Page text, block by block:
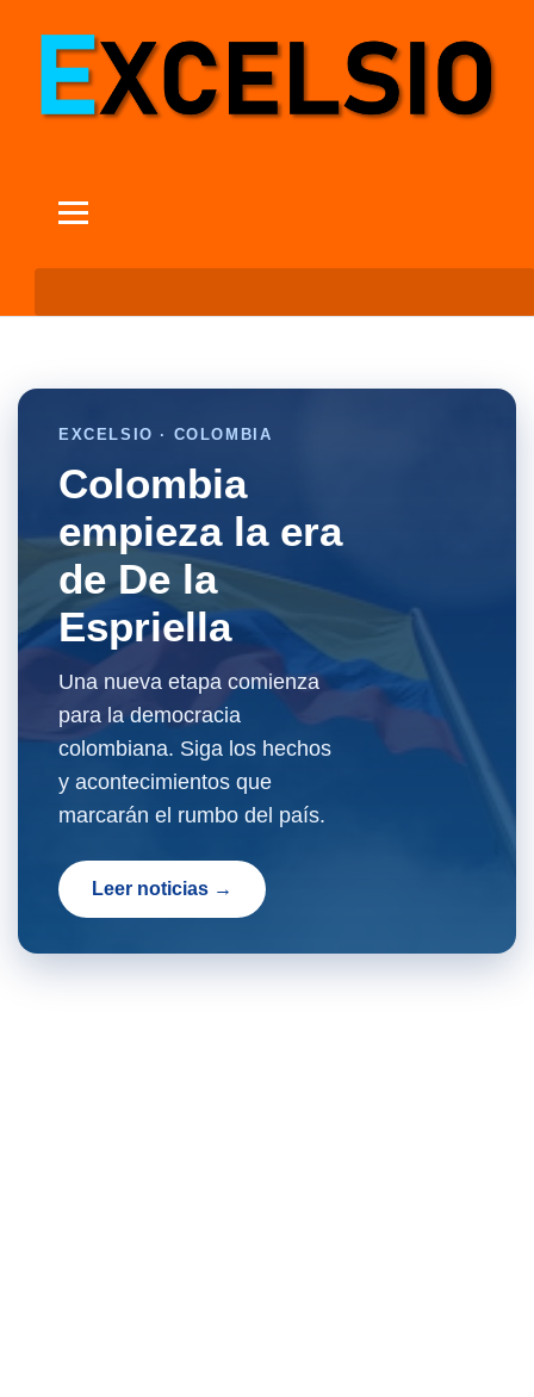
EXCELSIO · COLOMBIA
Colombia
empieza la era
de De la
Espriella
Una nueva etapa comienza
para la democracia
colombiana. Siga los hechos
y acontecimientos que
marcarán el rumbo del país.
Leer noticias →